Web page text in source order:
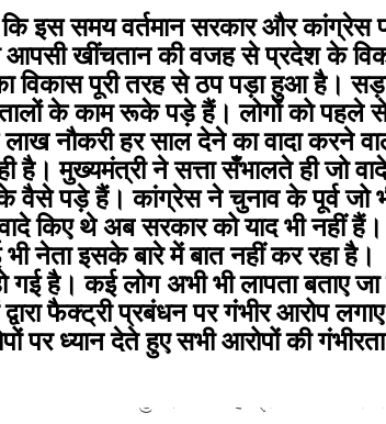
कि इस समय वर्तमान सरकार और कांग्रेस
खींचतान की वजह से प्रदेश के
विकास पूरी तरह से ठप पड़ा हुआ है।
के काम रूके पड़े हैं। लोगों को पहले से
नौकरी हर साल देने का वादा करने
है। मुख्यमंत्री ने सत्ता सँभालते ही जो
पड़े हैं। कांग्रेस ने चुनाव के पूर्व जो भी
किए थे अब सरकार को याद भी नहीं
भी नेता इसके बारे में बात नहीं कर रहा
गई है। कई लोग अभी भी लापता बताए
द्वारा फैक्ट्री प्रबंधन पर गंभीर आरोप
पर ध्यान देते हुए सभी आरोपों की